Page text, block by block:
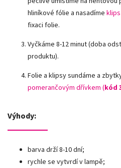
hliníkové fólie a nasadíme
fixaci folie.
Vyčkáme 8-12 minut (doba
produktu).
Folie a klipsy sundáme a
pomerančovým dřívkem (kód
Výhody:
barva drží 8-10 dní;
rychle se vytvrdí v lampě;